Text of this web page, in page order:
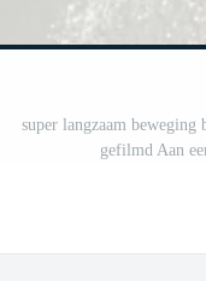
super langzaam beweging
gefilmd Aan